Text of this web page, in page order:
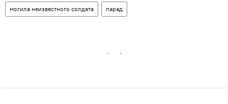
могила неизвестного солдата парад